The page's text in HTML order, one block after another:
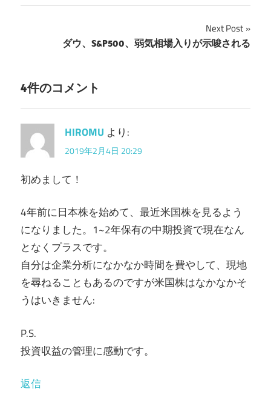
ナ
ビ
ゲ
ー
シ
ョ
ン
Next Post
ダウ、S&P500、弱気相場入りが示唆される
4件のコメント
HIROMU より:
2019年2月4日 20:29
初めまして！
4年前に日本株を始めて、最近米国株を見るよう
になりました。1~2年保有の中期投資で現在なん
となくプラスです。
自分は企業分析になかなか時間を費やして、現地
を尋ねることもあるのですが米国株はなかなかそ
うはいきません:
P.S.
投資収益の管理に感動です。
返信